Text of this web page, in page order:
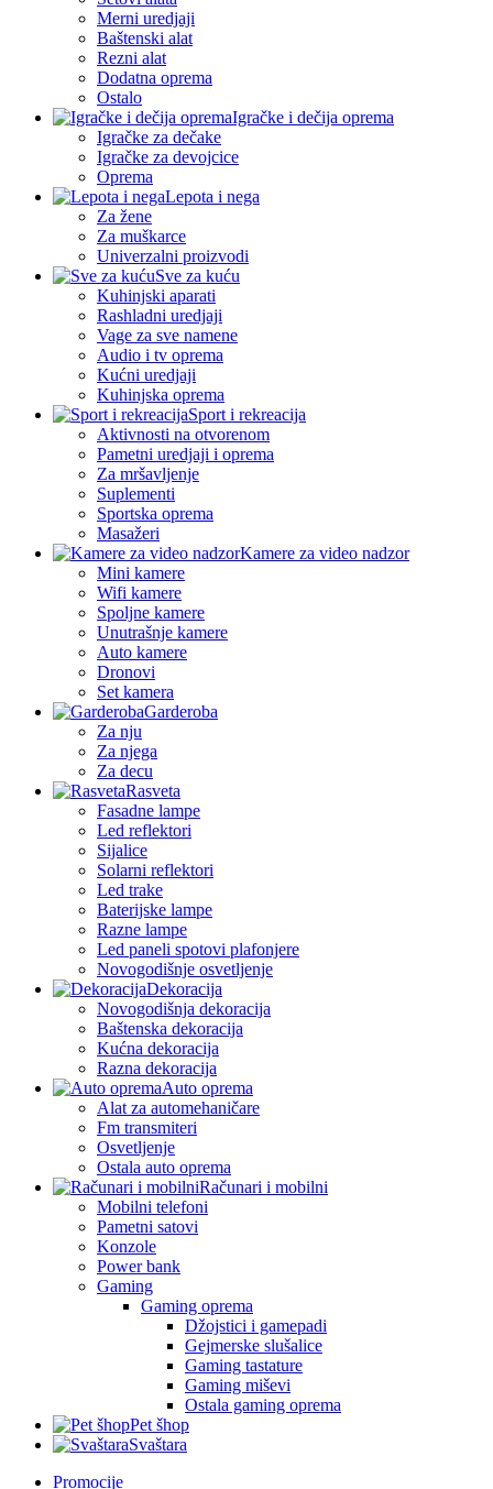
Merni uredjaji
Baštenski alat
Rezni alat
Dodatna oprema
Ostalo
Igračke i dečija oprema
Igračke za dečake
Igračke za devojcice
Oprema
Lepota i nega
Za žene
Za muškarce
Univerzalni proizvodi
Sve za kuću
Kuhinjski aparati
Rashladni uredjaji
Vage za sve namene
Audio i tv oprema
Kućni uredjaji
Kuhinjska oprema
Sport i rekreacija
Aktivnosti na otvorenom
Pametni uredjaji i oprema
Za mršavljenje
Suplementi
Sportska oprema
Masažeri
Kamere za video nadzor
Mini kamere
Wifi kamere
Spoljne kamere
Unutrašnje kamere
Auto kamere
Dronovi
Set kamera
Garderoba
Za nju
Za njega
Za decu
Rasveta
Fasadne lampe
Led reflektori
Sijalice
Solarni reflektori
Led trake
Baterijske lampe
Razne lampe
Led paneli spotovi plafonjere
Novogodišnje osvetljenje
Dekoracija
Novogodišnja dekoracija
Baštenska dekoracija
Kućna dekoracija
Razna dekoracija
Auto oprema
Alat za automehaničare
Fm transmiteri
Osvetljenje
Ostala auto oprema
Računari i mobilni
Mobilni telefoni
Pametni satovi
Konzole
Power bank
Gaming
Gaming oprema
Džojstici i gamepadi
Gejmerske slušalice
Gaming tastature
Gaming miševi
Ostala gaming oprema
Pet šhop
Svaštara
Promocije